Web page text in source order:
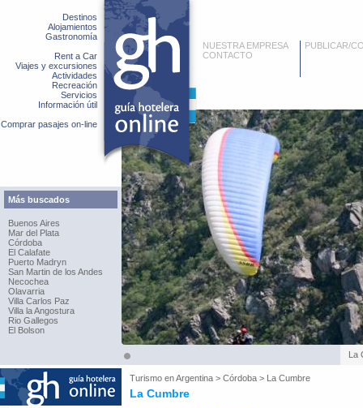
Destinos
Alojamientos
Gastronomía
Rent a Car
Viajes y excursiones
Actividades
Recreación
Servicios
Información útil
Comprar pasajes on-line
Más buscados
Buenos Aires
Mar del Plata
Córdoba
El Calafate
Puerto Madryn
San Martin de los Andes
Necochea
Olavarria
Villa Carlos Paz
Villa la Angostura
Rio Gallegos
El Bolson
NUESTRA EMPRESA
CONTACTO
PUBLICAR/
La
Turismo enArgentina > Córdoba > La Cumbre
La Cumbre